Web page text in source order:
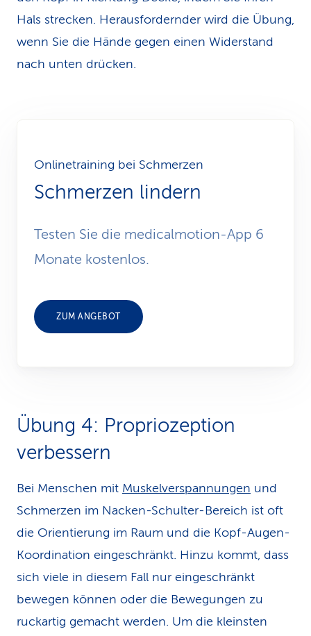
Hals strecken. Herausfordernder wird die Übung,
wenn Sie die Hände gegen einen Widerstand
nach unten drücken.
Onlinetraining bei Schmerzen
Schmerzen lindern
Testen Sie die medicalmotion-App 6
Monate kostenlos.
ZUM ANGEBOT
Übung 4: Pro­prio­zeption
verbessern
Bei Menschen mit Muskelverspannungen und
Schmerzen im Nacken-Schulter-Bereich ist oft
die Orientierung im Raum und die Kopf-Augen-
Koordination eingeschränkt. Hinzu kommt, dass
sich viele in diesem Fall nur eingeschränkt
bewegen können oder die Bewegungen zu
ruckartig gemacht werden. Um die kleinsten